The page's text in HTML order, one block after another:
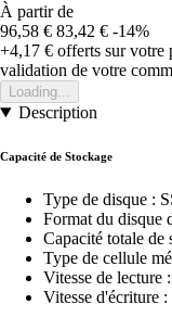
À partir de
96,58 € 83,42 € -14%
+4,17 € offerts sur votre
validation de votre
Loading...
Description
Capacité de Stockage
Type de disque :
Format du disque
Capacité totale de
Type de cellule
Vitesse de lecture
Vitesse d'écriture